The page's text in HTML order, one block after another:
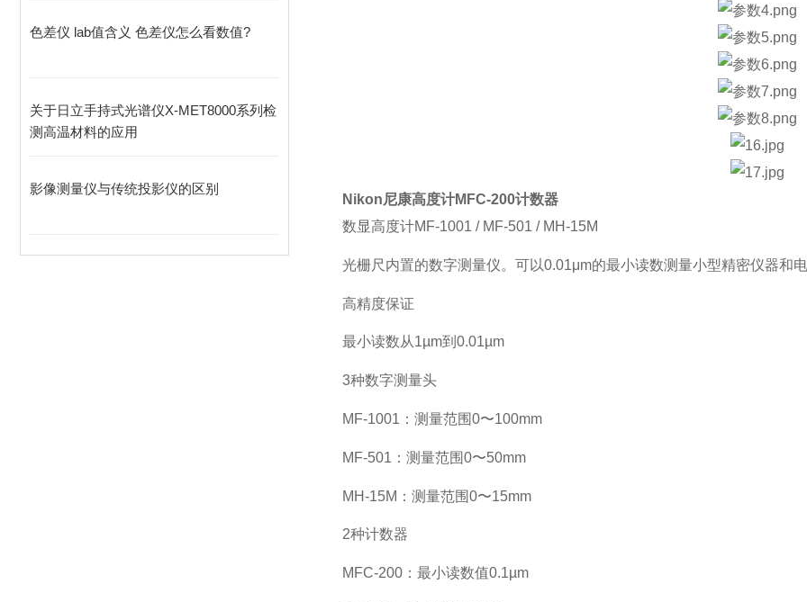
色差仪 lab值含义 色差仪怎么看数值?
关于日立手持式光谱仪X-MET8000系列检
测高温材料的应用
影像测量仪与传统投影仪的区别
Nikon尼康高度计MFC-200计数器
数显高度计MF-1001 / MF-501 / MH-15M
光栅尺内置的数字测量仪。可以0.01μm的最小读数测量小型精密仪器和
高精度保证
最小读数从1µm到0.01µm
3种数字测量头
MF-1001：测量范围0〜100mm
MF-501：测量范围0〜50mm
MH-15M：测量范围0〜15mm
2种计数器
MFC-200：最小读数值0.1µm